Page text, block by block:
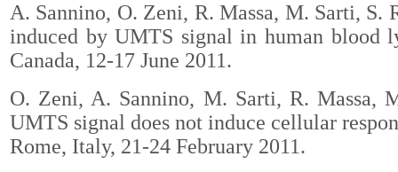
A. Sannino, O. Zeni, R. Massa, M. Sarti, S.
induced by UMTS signal in human blood
Canada, 12-17 June 2011.
O. Zeni, A. Sannino, M. Sarti, R. Massa,
UMTS signal does not induce cellular
Rome, Italy, 21-24 February 2011.